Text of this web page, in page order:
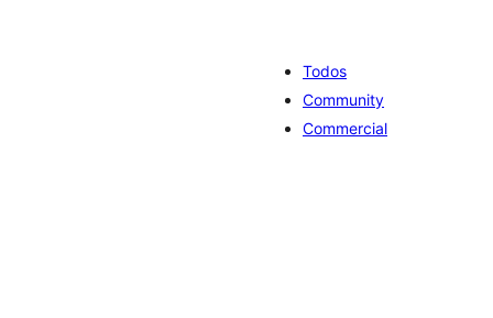
Todos
Community
Commercial